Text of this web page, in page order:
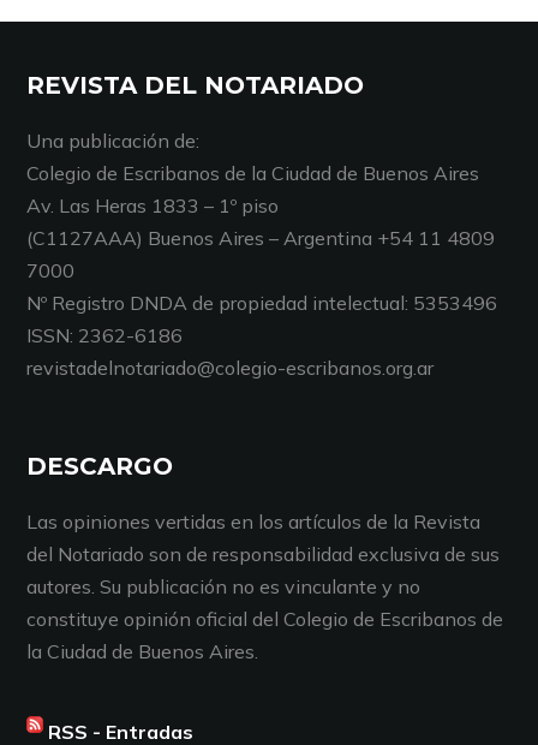
REVISTA DEL NOTARIADO
Una publicación de:
Colegio de Escribanos de la Ciudad de Buenos Aires
Av. Las Heras 1833 – 1º piso
(C1127AAA) Buenos Aires – Argentina +54 11 4809
7000
Nº Registro DNDA de propiedad intelectual: 5353496
ISSN: 2362-6186
revistadelnotariado@colegio-escribanos.org.ar
DESCARGO
Las opiniones vertidas en los artículos de la Revista
del Notariado son de responsabilidad exclusiva de sus
autores. Su publicación no es vinculante y no
constituye opinión oficial del Colegio de Escribanos de
la Ciudad de Buenos Aires.
RSS - Entradas